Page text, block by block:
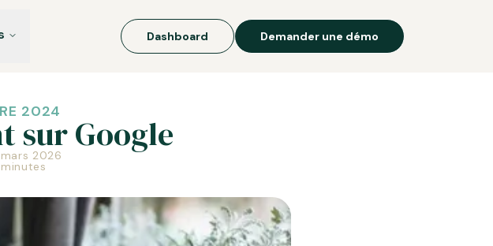
Dashboard Demander une démo
2024
sur Google
2026